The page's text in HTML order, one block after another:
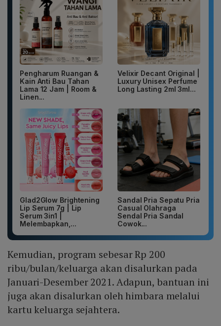
Pengharum Ruangan &
Kain Anti Bau Tahan
Lama 12 Jam | Room &
Linen...
Velixir Decant Original |
Luxury Unisex Perfume
Long Lasting 2ml 3ml...
Glad2Glow Brightening
Lip Serum 7g | Lip
Serum 3in1 |
Melembapkan,...
Sandal Pria Sepatu Pria
Casual Olahraga
Sendal Pria Sandal
Cowok...
Kemudian, program sebesar Rp 200
ribu/bulan/keluarga akan disalurkan pada
Januari-Desember 2021. Adapun, bantuan ini
juga akan disalurkan oleh himbara melalui
kartu keluarga sejahtera.